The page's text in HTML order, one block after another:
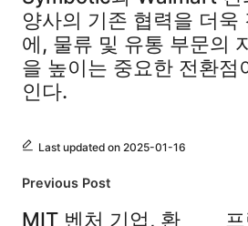
양사의 기존 협력을 더욱
에, 물류 및 유통 부문의
을 높이는 중요한 전환점
인다.
Last updated on 2025-01-16
Post
navigation
Previous Post
MIT 벤처 기업, 환